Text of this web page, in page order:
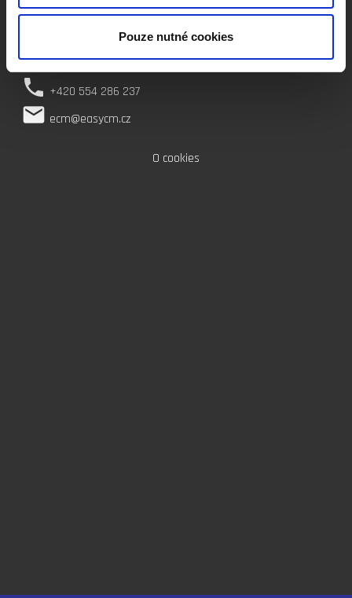
Pouze nutné cookies
phone +420 554 286 237
local_post_office ecm@easycm.cz
O cookies